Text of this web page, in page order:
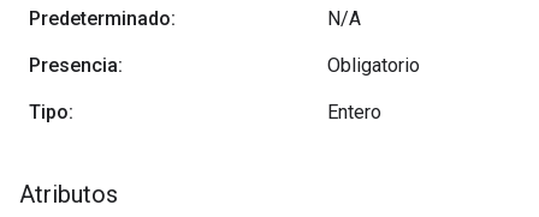
Predeterminado: N/A
Presencia: Obligatorio
Tipo: Entero
Atributos